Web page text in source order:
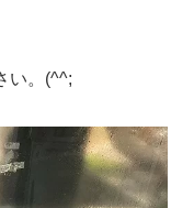
い。(^^;